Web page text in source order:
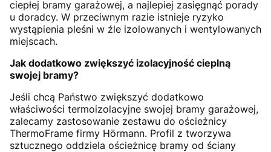
ciepłej bramy garażowej, a najlepiej zasięgnąć porady
u doradcy. W przeciwnym razie istnieje ryzyko
wystąpienia pleśni w źle izolowanych i wentylowanych
miejscach.
Jak dodatkowo zwiększyć izolacyjność cieplną
swojej bramy?
Jeśli chcą Państwo zwiększyć dodatkowo
właściwości termoizolacyjne swojej bramy garażowej,
zalecamy zastosowanie zestawu do ościeżnicy
ThermoFrame firmy Hörmann. Profil z tworzywa
sztucznego oddziela ościeżnicę bramy od ściany